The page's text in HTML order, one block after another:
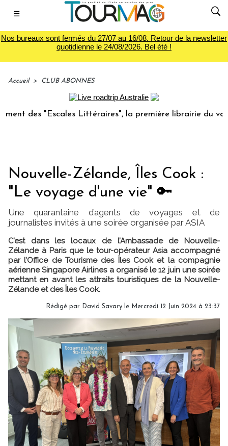
☰
Nos bureaux sont fermés du 27/07 au 16/08. Retour de la newsletter
quotidienne le 24/08/2026. Bel été !
Accueil > CLUB ABONNES
Littéraires", la première librairie du voyage Le
Nouvelle-Zélande, Îles Cook :
"Le voyage d'une vie" 🔑
Une quarantaine d’agents de voyages et de
journalistes invités à une soirée organisée par ASIA
C’est dans les locaux de l’Ambassade de Nouvelle-
Zélande à Paris que le tour-opérateur Asia accompagné
par l’Office de Tourisme des Îles Cook et la compagnie
aérienne Singapore Airlines a organisé le 12 juin une soirée
mettant en avant les attraits touristiques de la Nouvelle-
Zélande et des Îles Cook.
Rédigé par David Savary le Mercredi 12 Juin 2024 à 23:37